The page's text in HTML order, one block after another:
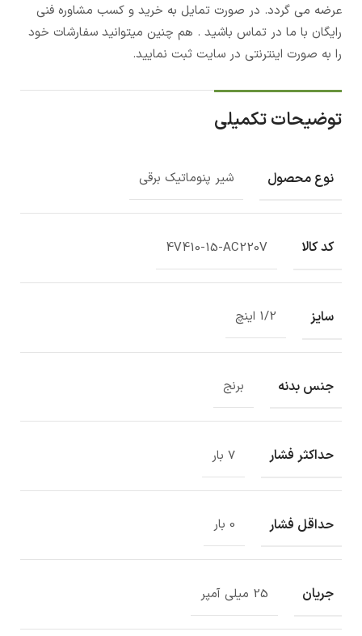
عرضه می گردد. در صورت تمایل به خرید و کسب مشاوره فنی
رایگان با ما در تماس باشید . هم چنین میتوانید سفارشات خود
را به صورت اینترنتی در سایت ثبت نمایید.
توضیحات تکمیلی
نوع محصول شیر پنوماتیک برقی
کد کالا 4V410-15-AC220V
سایز 1/2 اینچ
جنس بدنه برنج
حداکثر فشار 7 بار
حداقل فشار 0 بار
جریان 25 میلی آمپر